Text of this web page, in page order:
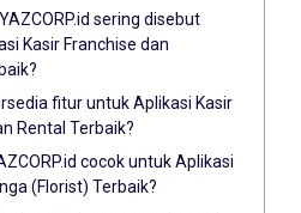
sering disebut
Kasir Franchise dan
fitur untuk Aplikasi Kasir
Rental Terbaik?
cocok untuk Aplikasi
(Florist) Terbaik?